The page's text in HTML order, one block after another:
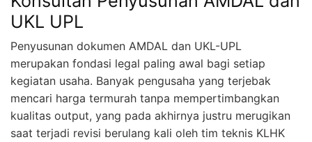
UKL UPL
Penyusunan dokumen AMDAL dan UKL-UPL
merupakan fondasi legal paling awal bagi setiap
kegiatan usaha. Banyak pengusaha yang terjebak
mencari harga termurah tanpa mempertimbangkan
kualitas output, yang pada akhirnya justru merugikan
saat terjadi revisi berulang kali oleh tim teknis KLHK